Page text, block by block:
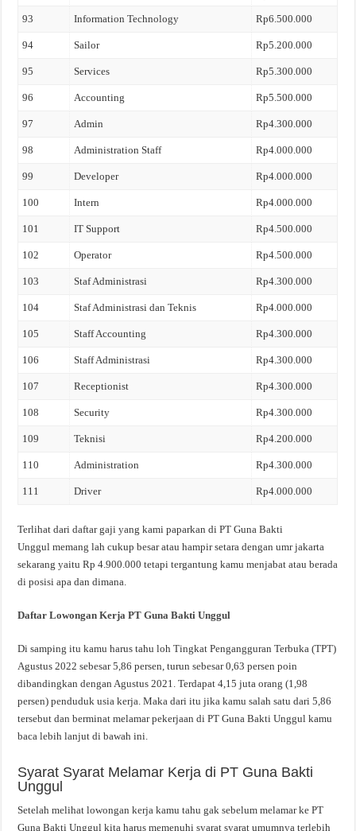
93 Information Technology Rp6.500.000
94 Sailor Rp5.200.000
95 Services Rp5.300.000
96 Accounting Rp5.500.000
97 Admin Rp4.300.000
98 Administration Staff Rp4.000.000
99 Developer Rp4.000.000
100 Intern Rp4.000.000
101 IT Support Rp4.500.000
102 Operator Rp4.500.000
103 Staf Administrasi Rp4.300.000
104 Staf Administrasi dan Teknis Rp4.000.000
105 Staff Accounting Rp4.300.000
106 Staff Administrasi Rp4.300.000
107 Receptionist Rp4.300.000
108 Security Rp4.300.000
109 Teknisi Rp4.200.000
110 Administration Rp4.300.000
111 Driver Rp4.000.000
Terlihat dari daftar gaji yang kami paparkan di PT Guna Bakti
Unggul memang lah cukup besar atau hampir setara dengan umr jakarta
sekarang yaitu Rp 4.900.000 tetapi tergantung kamu menjabat atau berada
di posisi apa dan dimana.
Daftar Lowongan Kerja PT Guna Bakti Unggul
Di samping itu kamu harus tahu loh Tingkat Pengangguran Terbuka (TPT)
Agustus 2022 sebesar 5,86 persen, turun sebesar 0,63 persen poin
dibandingkan dengan Agustus 2021. Terdapat 4,15 juta orang (1,98
persen) penduduk usia kerja. Maka dari itu jika kamu salah satu dari 5,86
tersebut dan berminat melamar pekerjaan di PT Guna Bakti Unggul kamu
baca lebih lanjut di bawah ini.
Syarat Syarat Melamar Kerja di PT Guna Bakti
Unggul
Setelah melihat lowongan kerja kamu tahu gak sebelum melamar ke PT
Guna Bakti Unggul kita harus memenuhi syarat syarat umumnya terlebih